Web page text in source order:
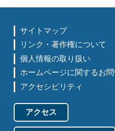
サイトマップ
リンク・著作権について
個人情報の取り扱い
ホームページに関するお
アクセシビリティ
アクセス